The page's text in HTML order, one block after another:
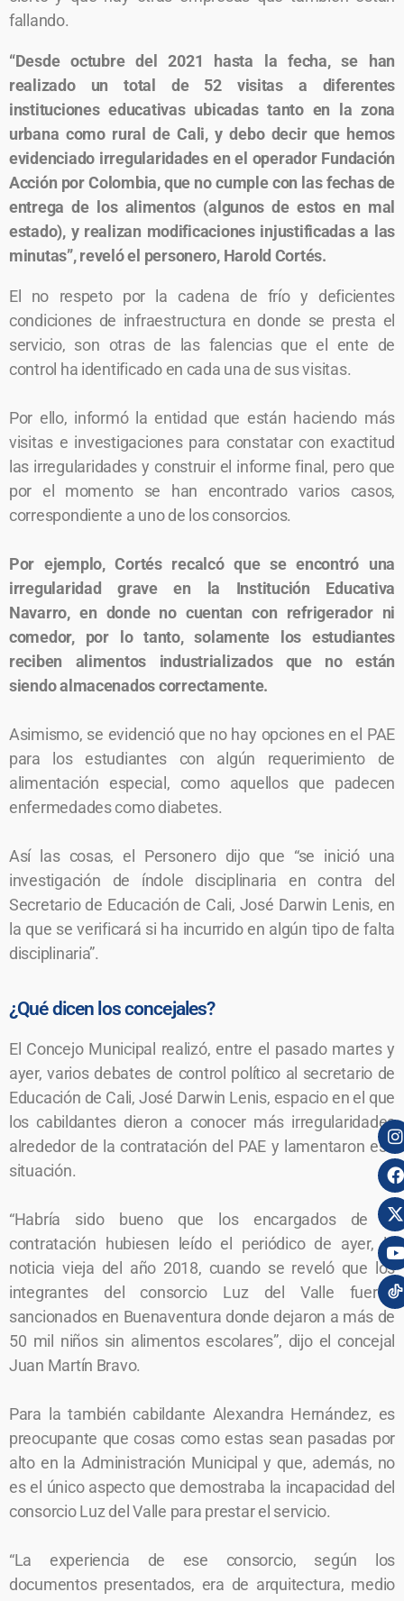
fallando.
“Desde octubre del 2021 hasta la fecha, se han
realizado un total de 52 visitas a diferentes
instituciones educativas ubicadas tanto en la zona
urbana como rural de Cali, y debo decir que hemos
evidenciado irregularidades en el operador Fundación
Acción por Colombia, que no cumple con las fechas de
entrega de los alimentos (algunos de estos en mal
estado), y realizan modificaciones injustificadas a las
minutas”, reveló el personero, Harold Cortés.
El no respeto por la cadena de frío y deficientes
condiciones de infraestructura en donde se presta el
servicio, son otras de las falencias que el ente de
control ha identificado en cada una de sus visitas.
Por ello, informó la entidad que están haciendo más
visitas e investigaciones para constatar con exactitud
las irregularidades y construir el informe final, pero que
por el momento se han encontrado varios casos,
correspondiente a uno de los consorcios.
Por ejemplo, Cortés recalcó que se encontró una
irregularidad grave en la Institución Educativa
Navarro, en donde no cuentan con refrigerador ni
comedor, por lo tanto, solamente los estudiantes
reciben alimentos industrializados que no están
siendo almacenados correctamente.
Asimismo, se evidenció que no hay opciones en el PAE
para los estudiantes con algún requerimiento de
alimentación especial, como aquellos que padecen
enfermedades como diabetes.
Así las cosas, el Personero dijo que “se inició una
investigación de índole disciplinaria en contra del
Secretario de Educación de Cali, José Darwin Lenis, en
la que se verificará si ha incurrido en algún tipo de falta
disciplinaria”.
¿Qué dicen los concejales?
El Concejo Municipal realizó, entre el pasado martes y
ayer, varios debates de control político al secretario de
Educación de Cali, José Darwin Lenis, espacio en el que
los cabildantes dieron a conocer más irregularidades
alrededor de la contratación del PAE y lamentaron esa
situación.
“Habría sido bueno que los encargados de la
contratación hubiesen leído el periódico de ayer, la
noticia vieja del año 2018, cuando se reveló que los
integrantes del consorcio Luz del Valle fueron
sancionados en Buenaventura donde dejaron a más de
50 mil niños sin alimentos escolares”, dijo el concejal
Juan Martín Bravo.
Para la también cabildante Alexandra Hernández, es
preocupante que cosas como estas sean pasadas por
alto en la Administración Municipal y que, además, no
es el único aspecto que demostraba la incapacidad del
consorcio Luz del Valle para prestar el servicio.
“La experiencia de ese consorcio, según los
documentos presentados, era de arquitectura, medio